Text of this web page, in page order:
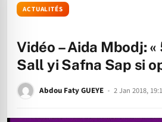
ACTUALITÉS
Vidéo – Aida Mbodj:
Sall yi Safna Sap si
Abdou Faty GUEYE 2 Jan 2018,